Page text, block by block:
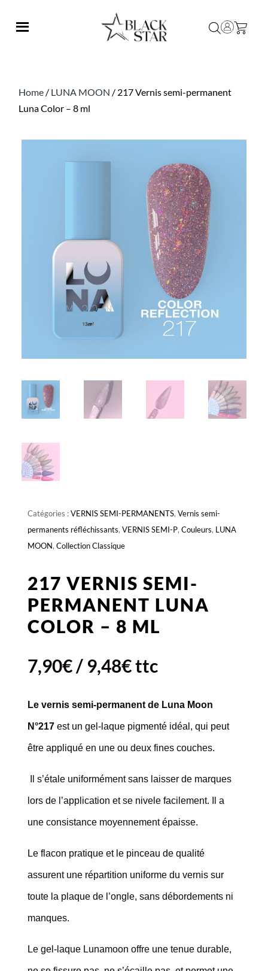
Home / LUNA MOON / 217 Vernis semi-permanent
Luna Color – 8 ml
Catégories :VERNIS SEMI-PERMANENTS, Vernis semi-
permanents réfléchissants, VERNIS SEMI-P, Couleurs, LUNA
MOON, Collection Classique
217 VERNIS SEMI-
PERMANENT LUNA
COLOR – 8 ML
7,90€/ 9,48€ttc
Le vernis semi-permanent de Luna Moon
N°217 est un gel-laque pigmenté idéal, qui peut
être appliqué en une ou deux fines couches.
Il s’étale uniformément sans laisser de marques
lors de l’application et se nivele facilement. Il a
une consistance moyennement épaisse.
Le flacon pratique et le pinceau de qualité
assurent une répartition uniforme du vernis sur
toute la plaque de l’ongle, sans débordements ni
manques.
Le gel-laque Lunamoon offre une tenue durable,